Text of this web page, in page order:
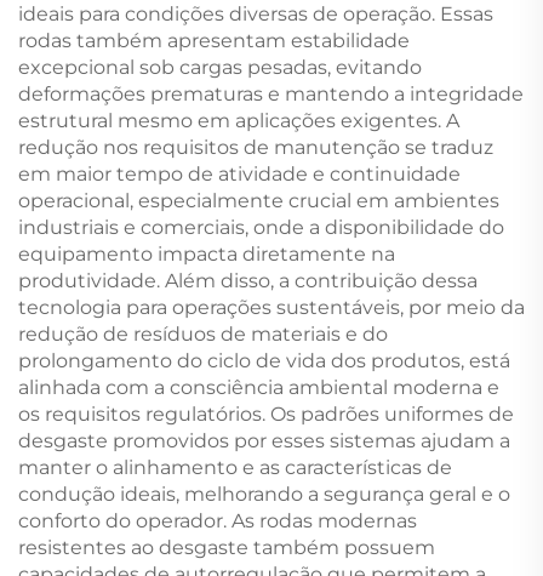
ideais para condições diversas de operação. Essas
rodas também apresentam estabilidade
excepcional sob cargas pesadas, evitando
deformações prematuras e mantendo a integridade
estrutural mesmo em aplicações exigentes. A
redução nos requisitos de manutenção se traduz
em maior tempo de atividade e continuidade
operacional, especialmente crucial em ambientes
industriais e comerciais, onde a disponibilidade do
equipamento impacta diretamente na
produtividade. Além disso, a contribuição dessa
tecnologia para operações sustentáveis, por meio da
redução de resíduos de materiais e do
prolongamento do ciclo de vida dos produtos, está
alinhada com a consciência ambiental moderna e
os requisitos regulatórios. Os padrões uniformes de
desgaste promovidos por esses sistemas ajudam a
manter o alinhamento e as características de
condução ideais, melhorando a segurança geral e o
conforto do operador. As rodas modernas
resistentes ao desgaste também possuem